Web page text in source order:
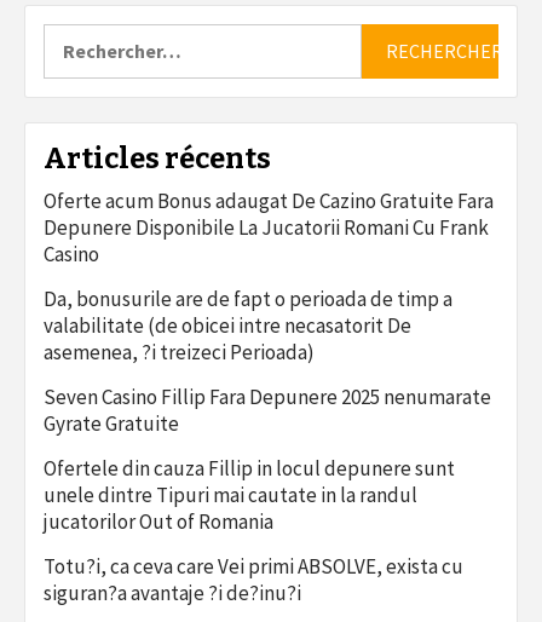
Articles récents
Oferte acum Bonus adaugat De Cazino Gratuite Fara
Depunere Disponibile La Jucatorii Romani Cu Frank
Casino
Da, bonusurile are de fapt o perioada de timp a
valabilitate (de obicei intre necasatorit De
asemenea, ?i treizeci Perioada)
Seven Casino Fillip Fara Depunere 2025 nenumarate
Gyrate Gratuite
Ofertele din cauza Fillip in locul depunere sunt
unele dintre Tipuri mai cautate in la randul
jucatorilor Out of Romania
Totu?i, ca ceva care Vei primi ABSOLVE, exista cu
siguran?a avantaje ?i de?inu?i